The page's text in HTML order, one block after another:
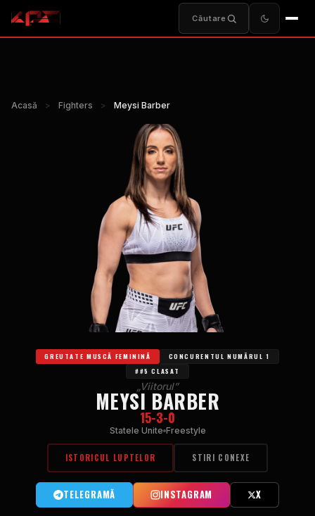
Căutare
Acasă > Fighters > Meysi Barber
GREUTATE MUSCĂ FEMININĂ
CONCURENTUL NUMĂRUL 1
##5 CLASAT
„Viitorul”
MEYSI BARBER
15-3-0
Statele Unite Freestyle
ISTORICUL LUPTELOR STIRI CONEXE
TELEGRAMĂ INSTAGRAM X